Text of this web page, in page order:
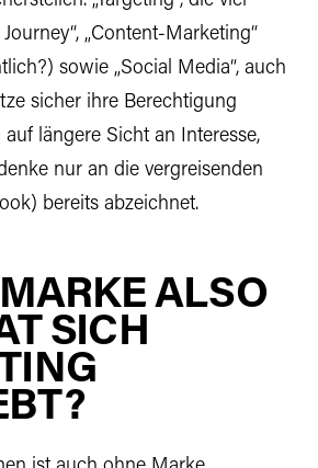
„Content-Marketing“
sowie „Social Media“, auch
sicher ihre Berechtigung
auf längere Sicht an Interesse,
nur an die vergreisenden
bereits abzeichnet.
ALSO
SICH